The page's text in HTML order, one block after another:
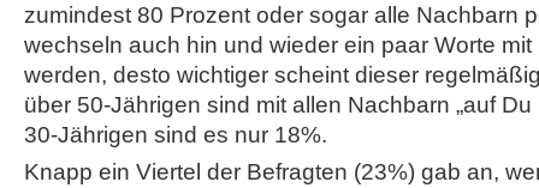
zumindest 80 Prozent oder sogar alle Nachbarn
wechseln auch hin und wieder ein paar Worte mit
werden, desto wichtiger scheint dieser
über 50-Jährigen sind mit allen Nachbarn „auf
30-Jährigen sind es nur 18%.
Knapp ein Viertel der Befragten (23%) gab an,